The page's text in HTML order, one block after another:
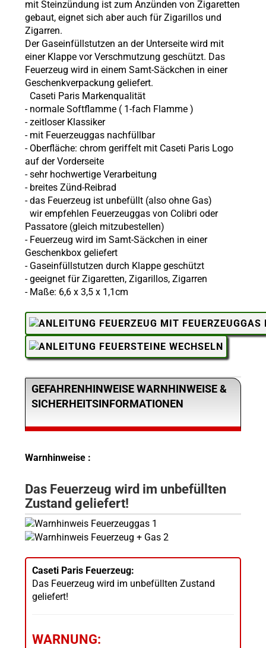
mit Steinzündung ist zum Anzünden von Zigaretten
gebaut, eignet sich aber auch für Zigarillos und
Zigarren.
Der Gaseinfüllstutzen an der Unterseite wird mit
einer Klappe vor Verschmutzung geschützt. Das
Feuerzeug wird in einem Samt-Säckchen in einer
Geschenkverpackung geliefert.
Caseti ParisMarkenqualität
- normale Softflamme (1-fach Flamme )
-zeitloser Klassiker
- mit Feuerzeuggas nachfüllbar
- Oberfläche: chrom geriffelt mit Caseti Paris Logo
auf der Vorderseite
- sehr hochwertige Verarbeitung
- breites Zünd-Reibrad
- das Feuerzeug ist unbefüllt (also ohne Gas)
wir empfehlen Feuerzeuggas von Colibri oder
Passatore (gleich mitzubestellen)
- Feuerzeug wird im Samt-Säckchen in einer
Geschenkbox geliefert
- Gaseinfüllstutzen durch Klappe geschützt
- geeignet für Zigaretten, Zigarillos, Zigarren
- Maße: 6,6 x 3,5 x 1,1cm
GEFAHRENHINWEISE WARNHINWEISE &
SICHERHEITSINFORMATIONEN
Warnhinweise :
Das Feuerzeug wird im unbefüllten
Zustand geliefert!
Caseti Paris Feuerzeug:
Das Feuerzeug wird im unbefüllten Zustand
geliefert!
WARNUNG: